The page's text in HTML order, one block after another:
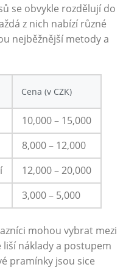
se obvykle rozdělují do
z nich nabízí různé
nejběžnější metody a
Cena (v CZK)
10,000 – 15,000
8,000 – 12,000
12,000 – 20,000
3,000 – 5,000
mohou vybrat mezi
náklady a postupem
pramínky jsou sice